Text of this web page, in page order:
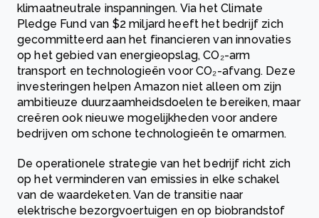
klimaatneutrale inspanningen. Via het Climate
Pledge Fund van $2 miljard heeft het bedrijf zich
gecommitteerd aan het financieren van innovaties
op het gebied van energieopslag, CO₂-arm
transport en technologieën voor CO₂-afvang. Deze
investeringen helpen Amazon niet alleen om zijn
ambitieuze duurzaamheidsdoelen te bereiken, maar
creëren ook nieuwe mogelijkheden voor andere
bedrijven om schone technologieën te omarmen.
De operationele strategie van het bedrijf richt zich
op het verminderen van emissies in elke schakel
van de waardeketen. Van de transitie naar
elektrische bezorgvoertuigen en op biobrandstof